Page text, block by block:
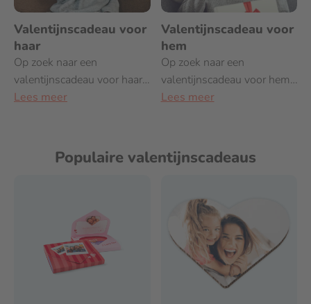
Valentijnscadeau voor
haar
Op zoek naar een
valentijnscadeau voor haar?
Bekijk onze
Lees meer
Valentijnscadeau voor
hem
Op zoek naar een
valentijnscadeau voor hem?
Bekijk onze
Lees meer
Populaire valentijnscadeaus